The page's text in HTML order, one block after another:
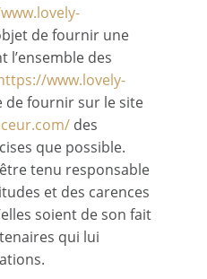
de fournir une
des
www.lovely-
de fournir sur le site
des
que possible.
tenu responsable
et des carences
soient de son fait
qui lui